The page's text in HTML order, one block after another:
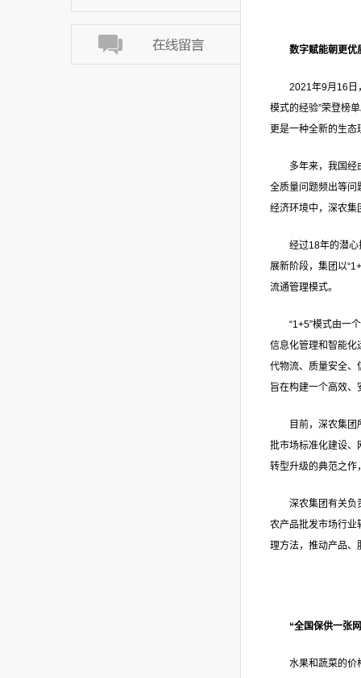
数字赋能朝更优
2021年9月16日
模式的经验”荣登榜
更是一种全新的生
多年来，我国经
全质量问题频出等问
经济环境中，深农集
经过18年的潜
展新阶段，集团以
流通管理模式。
“1+5”模式由一
信息化管理和智能化
代物流、质量安全、
旨在构建一个高效
目前，深农集团
批市场标准化建设、
转型升级的典范之作
深农集团有关负
农产品批发市场行业
理方法，推动产品、
“全国保供一张
水果和蔬菜的价